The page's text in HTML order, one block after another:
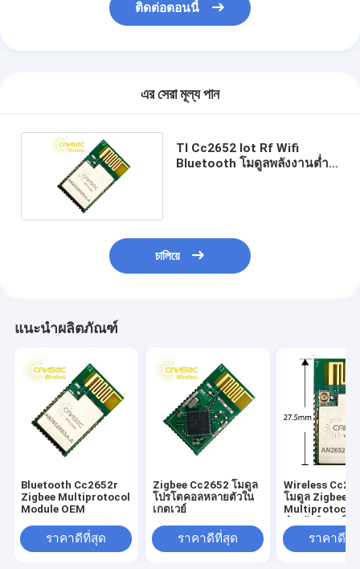
ติดต่อตอนนี้
এর সেরা মূল্য পান
TI Cc2652 Iot Rf Wifi
Bluetooth โมดูลพลังงานต่ำ
চালিয়ে
แนะนำผลิตภัณฑ์
Bluetooth Cc2652r
Zigbee Multiprotocol
Module OEM
ราคาดีที่สุด
Zigbee Cc2652 โมดูล
โปรโตคอลหลายตัวใน
เกตเวย์
ราคาดีที่สุด
Wireless
โมดูล Zigbee
Multiprotocol
ราคาดีที่